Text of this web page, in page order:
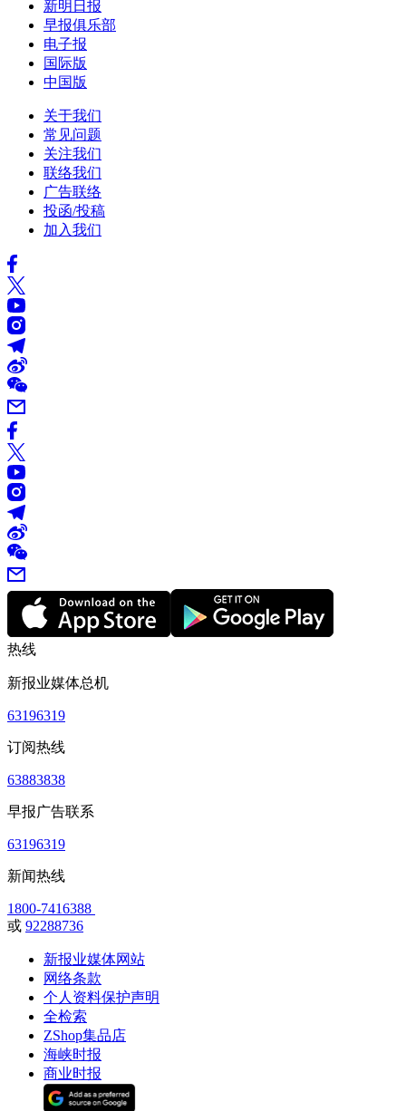
新明日报
早报俱乐部
电子报
国际版
中国版
关于我们
常见问题
关注我们
联络我们
广告联络
投函/投稿
加入我们
热线
新报业媒体总机
63196319
订阅热线
63883838
早报广告联系
63196319
新闻热线
1800-7416388
或 92288736
新报业媒体网站
网络条款
个人资料保护声明
全检索
ZShop集品店
海峡时报
商业时报